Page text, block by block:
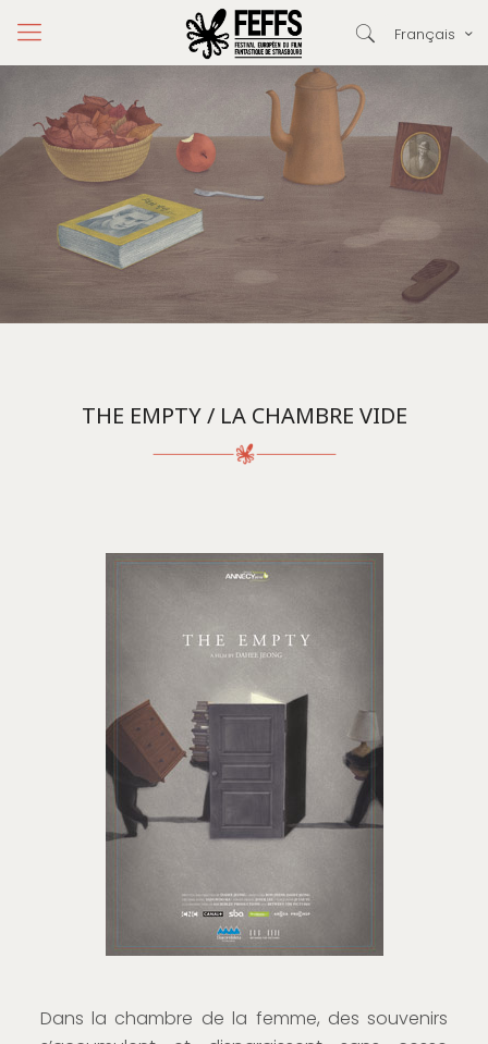
Français
THE EMPTY / LA CHAMBRE VIDE
Dans la chambre de la femme, des souvenirs